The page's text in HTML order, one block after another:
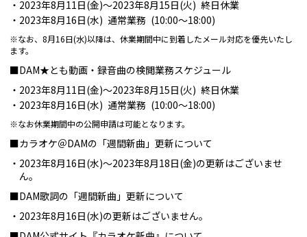
2023年8月11日(金)～2023年8月15日(火) 終日休業
2023年8月16日(水) 通常業務 (10:00～18:00)
※なお、8月16日(水)以降は、休業期間中に到着したメール対応を優先いたし
ます。
■DAM★とも動画・録音曲の検閲業務スケジュール
2023年8月11日(金)～2023年8月15日(火) 終日休業
2023年8月16日(水) 通常業務 (10:00～18:00)
※なお休業期間中の公開申請は可能となります。
■カラオケ＠DAMの「週間新曲」更新について
2023年8月16日(水)～2023年8月18日(金)の更新はございませ
ん。
■DAM歌詞の「週間新曲」更新について
2023年8月16日(水)の更新はございません。